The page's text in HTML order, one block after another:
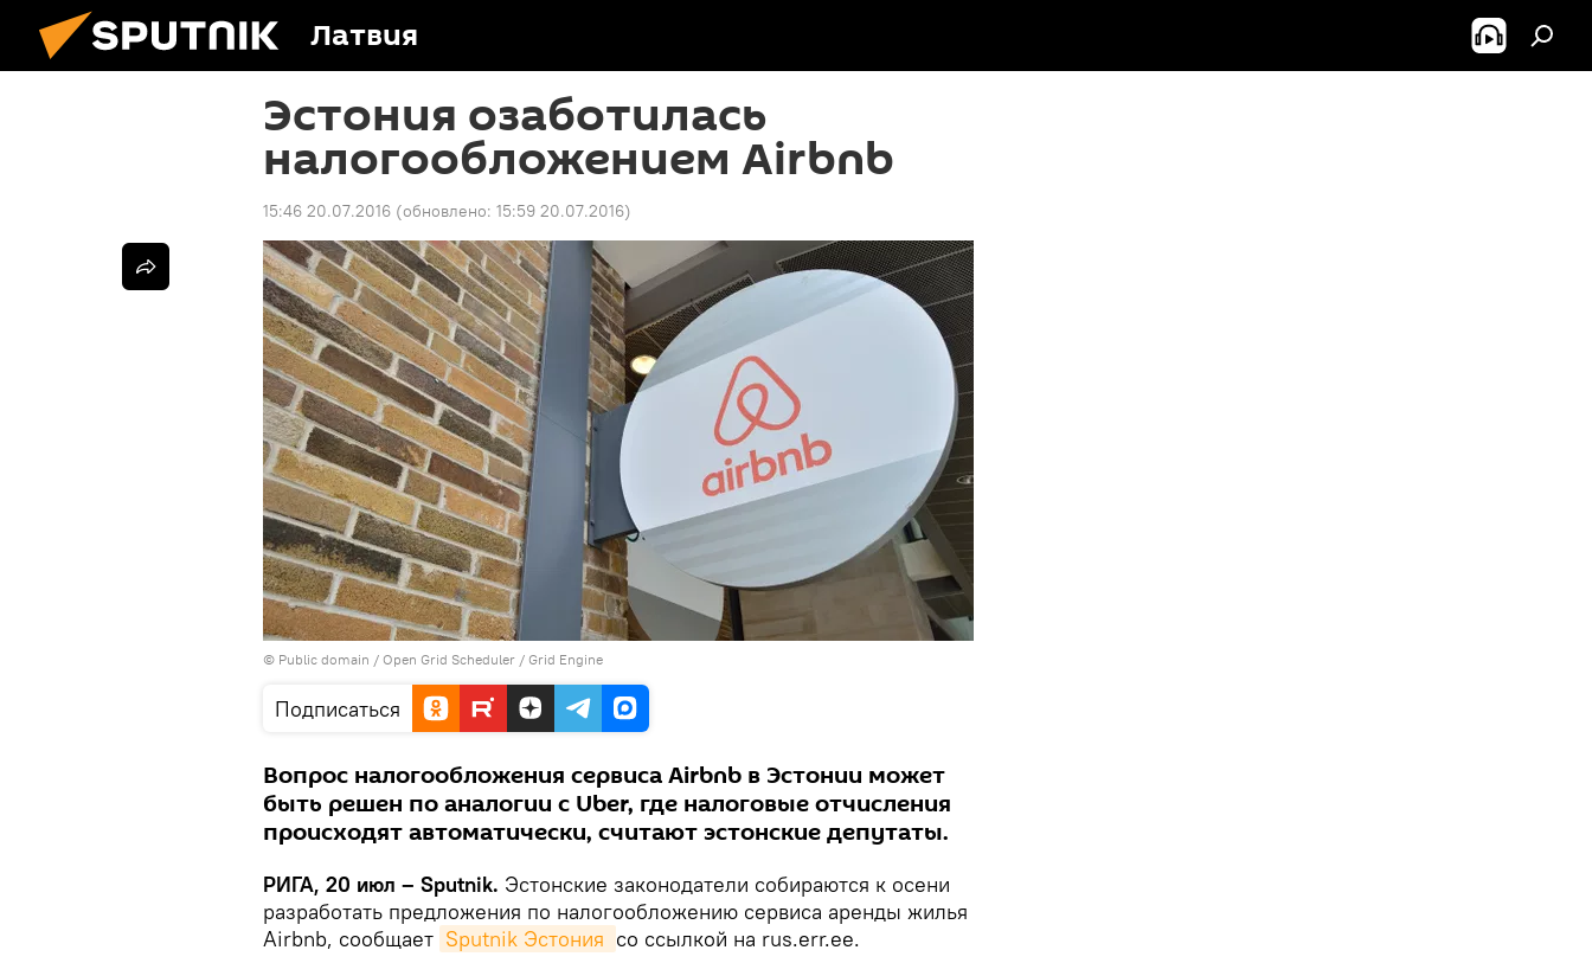
Латвия
Эстония озаботилась
налогообложением Airbnb
15:46 20.07.2016 (обновлено: 15:59 20.07.2016)
© Public domain / Open Grid Scheduler / Grid Engine
Подписаться
Вопрос налогообложения сервиса Airbnb в Эстонии может
быть решен по аналогии с Uber, где налоговые отчисления
происходят автоматически, считают эстонские депутаты.
РИГА, 20 июл – Sputnik. Эстонские законодатели собираются к осени
разработать предложения по налогообложению сервиса аренды жилья
Airbnb, сообщает Sputnik Эстония со ссылкой на rus.err.ee.